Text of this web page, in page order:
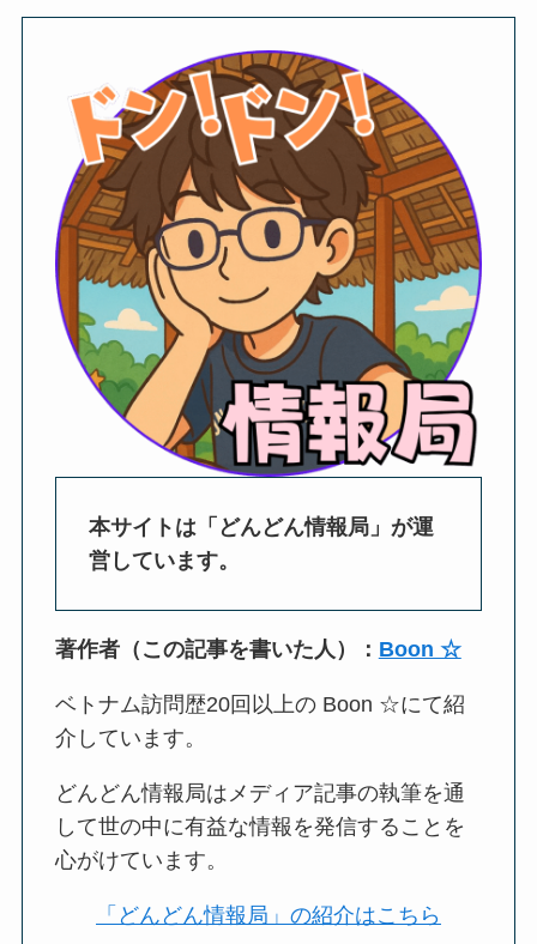
本サイトは「どんどん情報局」が運
営しています。
著作者（この記事を書いた人）： Boon ☆
ベトナム訪問歴20回以上の Boon ☆にて紹
介しています。
どんどん情報局はメディア記事の執筆を通
して世の中に有益な情報を発信することを
心がけています。
「どんどん情報局」の紹介はこちら